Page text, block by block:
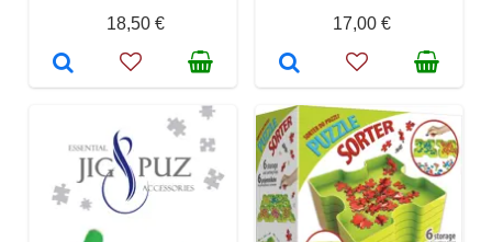
18,50 €
17,00 €